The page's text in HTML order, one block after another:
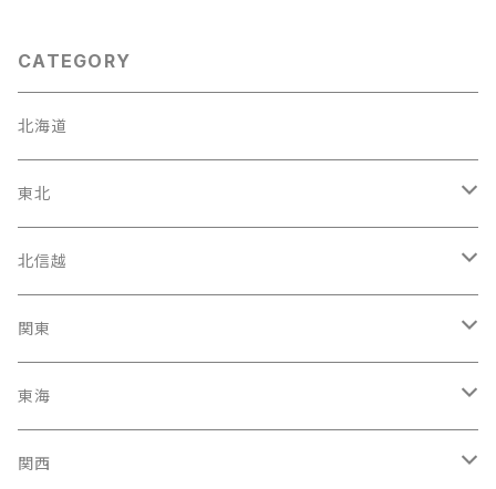
CATEGORY
北海道
東北
宮城県
岩手県
福島県
青森県
北信越
石川県
富山駅
新潟県
関東
東京都
神奈川県
東海
愛知県
関西